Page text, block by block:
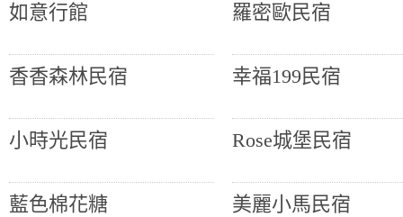
如意行館 羅密歐民宿
香香森林民宿 幸福199民宿
小時光民宿 Rose城堡民宿
藍色棉花糖 美麗小馬民宿